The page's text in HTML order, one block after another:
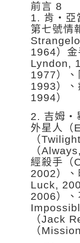
前言 8
1. 肯・亞
第七號情
1964）
Lyndon,
1977）
1993）
1994）
2. 吉姆
外星人（
（
（
經殺手（
2002）
Luck,
2006）
（Jack
（